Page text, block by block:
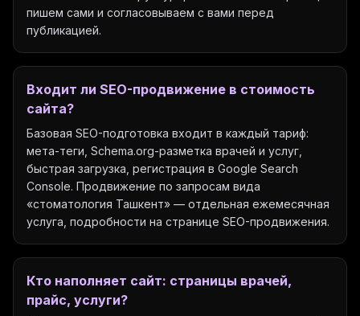
пишем сами и согласовываем с вами перед
публикацией.
Входит ли SEO-продвижение в стоимость
сайта?
Базовая SEO-подготовка входит в каждый тариф:
мета-теги, Schema.org-разметка врачей и услуг,
быстрая загрузка, регистрация в Google Search
Console. Продвижение по запросам вида
«стоматология Ташкент» — отдельная ежемесячная
услуга, подробности на странице SEO-продвижения.
Кто наполняет сайт: страницы врачей,
прайс, услуги?